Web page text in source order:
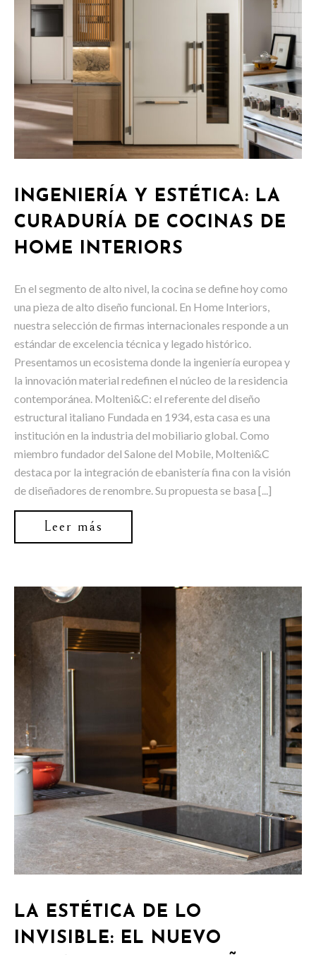
INGENIERÍA Y ESTÉTICA: LA
CURADURÍA DE COCINAS DE
HOME INTERIORS
En el segmento de alto nivel, la cocina se define hoy como
una pieza de alto diseño funcional. En Home Interiors,
nuestra selección de firmas internacionales responde a un
estándar de excelencia técnica y legado histórico.
Presentamos un ecosistema donde la ingeniería europea y
la innovación material redefinen el núcleo de la residencia
contemporánea. Molteni&C: el referente del diseño
estructural italiano Fundada en 1934, esta casa es una
institución en la industria del mobiliario global. Como
miembro fundador del Salone del Mobile, Molteni&C
destaca por la integración de ebanistería fina con la visión
de diseñadores de renombre. Su propuesta se basa [...]
Leer más
LA ESTÉTICA DE LO
INVISIBLE: EL NUEVO